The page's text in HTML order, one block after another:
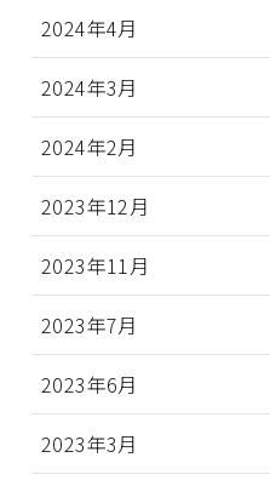
2024年4月
2024年3月
2024年2月
2023年12月
2023年11月
2023年7月
2023年6月
2023年3月